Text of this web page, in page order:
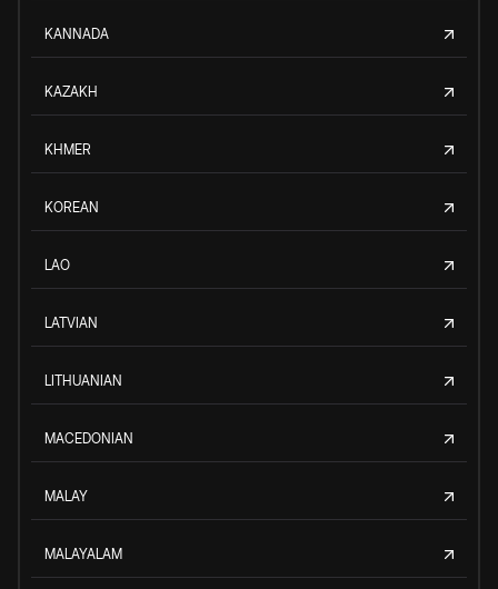
KANNADA
KAZAKH
KHMER
KOREAN
LAO
LATVIAN
LITHUANIAN
MACEDONIAN
MALAY
MALAYALAM